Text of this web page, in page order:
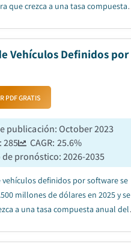
que crezca a una tasa compuesta
Vehículos Definidos por
PDF GRATIS
publicación:October 2023
:285 CAGR: 25.6%
de pronóstico:2026-2035
vehículos definidos por software se
millones de dólares en 2025 y se
a una tasa compuesta anual del